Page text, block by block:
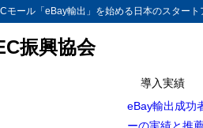
ール「eBay輸出」を始める日本のスター
振興協会
導入実績
eBay輸出成功